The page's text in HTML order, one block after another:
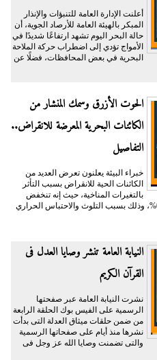
أعلنت الإدارة العامة للتنبؤات والإنذار
المبكر بالهيئة العامة للأرصاد الجوية، أن
حالة البحر اليوم تشهد ارتفاعًا شديدًا في
الأمواج تؤدي إلى اضطراب حركة الملاحة
البحرية في بعض المحافظات، فضلًا عن
الحوت الأزرق وسمك المنشار من
الكائنات البحرية المعرضة للانقراض..
التفاصيل
خبراء البيئة يعلنون تعرض العديد من
الكائنات الحية للانقراض بسبب التأثر
بالتغيرات المناخية، حيث إنه تنخفض
أعداد الحيوانات البرية في العالم بمعدل 69%، وذلك بسبب التلوث والاحتباس الحراري
النيابة العامة تنشر وصايا العدل فى
القرآن الكريم
نشرت النيابة العامة عبر صفحتها
الرسمية على الفيس بوك الحلقة الرابعة
من ضمن حلقات ميثاق العدلة التى بدأت
نشرها منذ أيام على صفحاتها الرسمية
والتى تضمنت وصايا الله عز وجل فى